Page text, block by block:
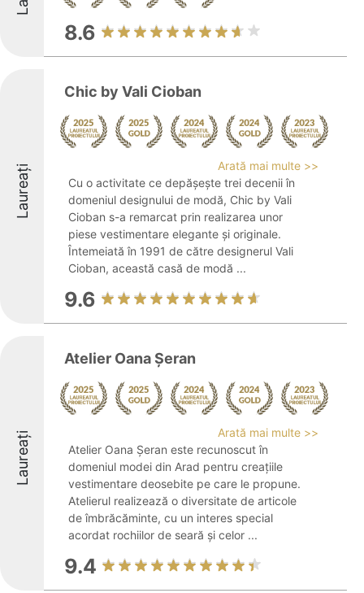
8.6
Laureați
Chic by Vali Cioban
Arată mai multe >>
Cu o activitate ce depășește trei decenii în
domeniul designului de modă, Chic by Vali
Cioban s-a remarcat prin realizarea unor
piese vestimentare elegante și originale.
Întemeiată în 1991 de către designerul Vali
Cioban, această casă de modă ...
9.6
Laureați
Atelier Oana Șeran
Arată mai multe >>
Atelier Oana Șeran este recunoscut în
domeniul modei din Arad pentru creațiile
vestimentare deosebite pe care le propune.
Atelierul realizează o diversitate de articole
de îmbrăcăminte, cu un interes special
acordat rochiilor de seară și celor ...
9.4